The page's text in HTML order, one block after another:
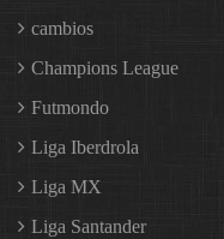
cambios
Champions League
Futmondo
Liga Iberdrola
Liga MX
Liga Santander